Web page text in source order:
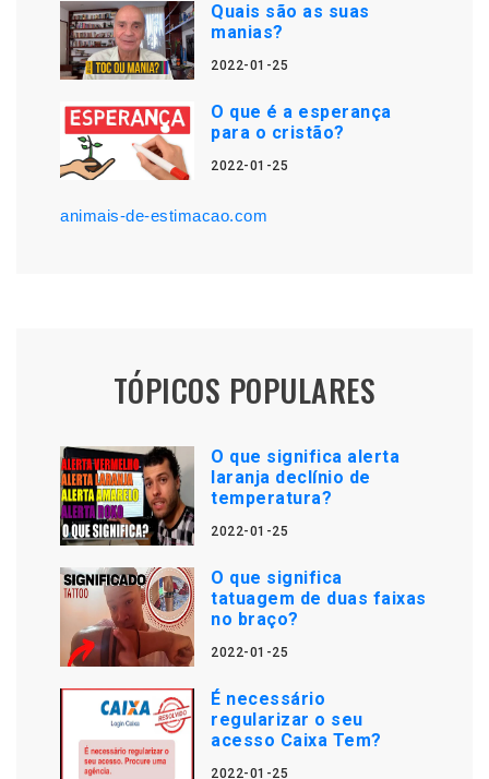
Quais são as suas
manias?
2022-01-25
O que é a esperança
para o cristão?
2022-01-25
animais-de-estimacao.com
TÓPICOS POPULARES
O que significa alerta
laranja declínio de
temperatura?
2022-01-25
O que significa
tatuagem de duas faixas
no braço?
2022-01-25
É necessário
regularizar o seu
acesso Caixa Tem?
2022-01-25